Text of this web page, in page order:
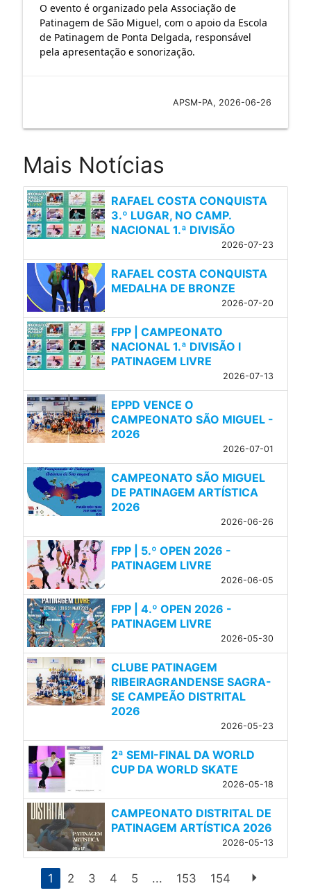
O evento é organizado pela Associação de
Patinagem de São Miguel, com o apoio da Escola
de Patinagem de Ponta Delgada, responsável
pela apresentação e sonorização.
APSM-PA, 2026-06-26
Mais Notícias
RAFAEL COSTA CONQUISTA
3.º LUGAR, NO CAMP.
NACIONAL 1.ª DIVISÃO
2026-07-23
RAFAEL COSTA CONQUISTA
MEDALHA DE BRONZE
2026-07-20
FPP | CAMPEONATO
NACIONAL 1.ª DIVISÃO l
PATINAGEM LIVRE
2026-07-13
EPPD VENCE O
CAMPEONATO SÃO MIGUEL -
2026
2026-07-01
CAMPEONATO SÃO MIGUEL
DE PATINAGEM ARTÍSTICA
2026
2026-06-26
FPP | 5.º OPEN 2026 -
PATINAGEM LIVRE
2026-06-05
FPP | 4.º OPEN 2026 -
PATINAGEM LIVRE
2026-05-30
CLUBE PATINAGEM
RIBEIRAGRANDENSE SAGRA-
SE CAMPEÃO DISTRITAL
2026
2026-05-23
2ª SEMI-FINAL DA WORLD
CUP DA WORLD SKATE
2026-05-18
CAMPEONATO DISTRITAL DE
PATINAGEM ARTÍSTICA 2026
2026-05-13
1 2 3 4 5 ... 153 154 arrow_right